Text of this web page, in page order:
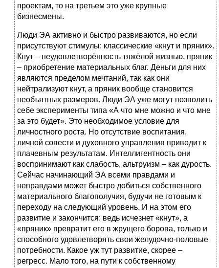
проектам, то на третьем это уже крупные
бизнесмены.
Люди ЭА активно и быстро развиваются, но если
присутствуют стимулы: классические «кнут и пряник».
Кнут – неудовлетворённость тяжёлой жизнью, пряник
– приобретение материальных благ. Деньги для них
являются пределом мечтаний, так как они
нейтрализуют кнут, а пряник вообще становится
необъятных размеров. Люди ЭА уже могут позволить
себе эксперименты типа «А что мне можно и что мне
за это будет». Это необходимое условие для
личностного роста. Но отсутствие воспитания,
личной совести и духовного управления приводит к
плачевным результатам. Интеллигентность они
воспринимают как слабость, альтруизм – как дурость.
Сейчас начинающий ЭА всеми правдами и
неправдами может быстро добиться собственного
материального благополучия, будучи не готовым к
переходу на следующий уровень. И на этом его
развитие и закончится: ведь исчезнет «кнут», а
«пряник» превратит его в жрущего борова, только и
способного удовлетворять свои желудочно-половые
потребности. Какое уж тут развитие, скорее –
регресс. Мало того, на пути к собственному